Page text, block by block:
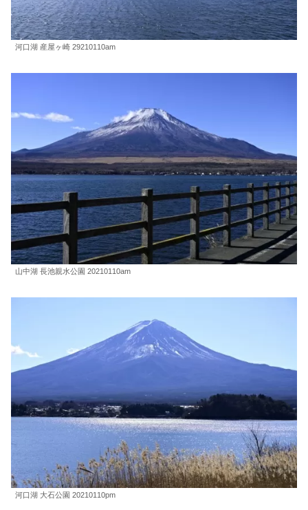
河口湖 産屋ヶ崎 29210110am
山中湖 長池親水公園 20210110am
河口湖 大石公園 20210110pm